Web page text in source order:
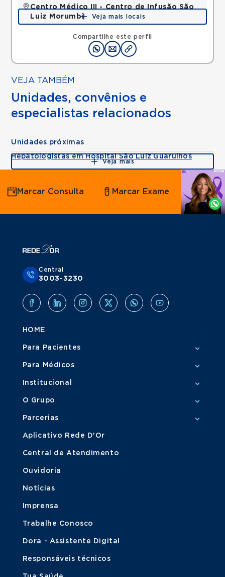
Compartilhe este perfil
Centro Médico III - Centro de Infusão São
Luiz Morumbi
Avenida Lineu de Paula Machado, Jardim Everest,
Sao Paulo, SP, 05601001 •
Mapa
Veja mais locais
VEJA TAMBÉM
Unidades, convênios e
especialistas relacionados
Unidades próximas
Hepatologistas em Hospital São Luiz Guarulhos
Veja mais
Agende
por
Whatsapp
Marcar Consulta Marcar Exame
Central
3003-3230
HOME
Para Pacientes
Para Médicos
Institucional
O Grupo
Parcerias
Aplicativo Rede D'Or
Central de Atendimento
Ouvidoria
Notícias
Imprensa
Trabalhe Conosco
Dora - Assistente Digital
Responsáveis técnicos